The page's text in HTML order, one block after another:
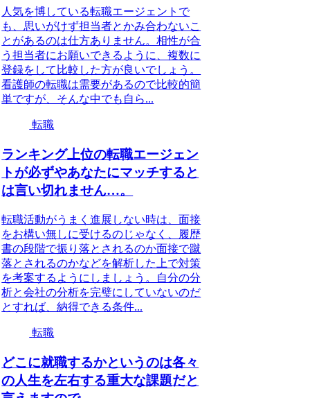
人気を博している転職エージェントで
も、思いがけず担当者とかみ合わないこ
とがあるのは仕方ありません。相性が合
う担当者にお願いできるように、複数に
登録をして比較した方が良いでしょう。
看護師の転職は需要があるので比較的簡
単ですが、そんな中でも自ら...
転職
ランキング上位の転職エージェン
トが必ずやあなたにマッチすると
は言い切れません…。
転職活動がうまく進展しない時は、面接
をお構い無しに受けるのじゃなく、履歴
書の段階で振り落とされるのか面接で蹴
落とされるのかなどを解析した上で対策
を考案するようにしましょう。自分の分
析と会社の分析を完璧にしていないのだ
とすれば、納得できる条件...
転職
どこに就職するかというのは各々
の人生を左右する重大な課題だと